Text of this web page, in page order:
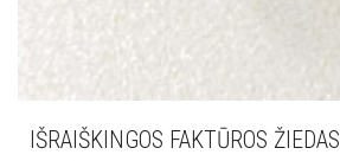
IŠRAIŠKINGOS FAKTŪROS ŽIEDAS